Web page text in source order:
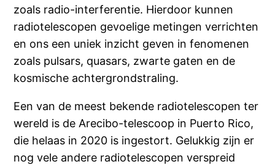
zoals radio-interferentie. Hierdoor kunnen
radiotelescopen gevoelige metingen verrichten
en ons een uniek inzicht geven in fenomenen
zoals pulsars, quasars, zwarte gaten en de
kosmische achtergrondstraling.
Een van de meest bekende radiotelescopen ter
wereld is de Arecibo-telescoop in Puerto Rico,
die helaas in 2020 is ingestort. Gelukkig zijn er
nog vele andere radiotelescopen verspreid